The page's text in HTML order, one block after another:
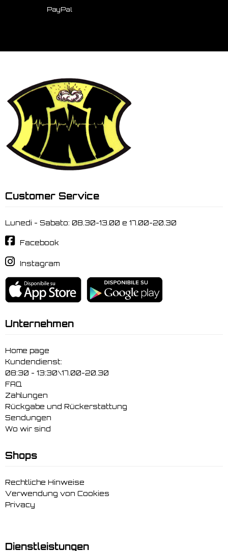
PayPal
Customer Service
Lunedi - Sabato: 08.30-13.00 e 17.00-20.30
Facebook
Instagram
Unternehmen
Home page
Kundendienst:
08:30 - 13:30\17.00-20.30
FAQ
Zahlungen
Rückgabe und Rückerstattung
Sendungen
Wo wir sind
Shops
Rechtliche Hinweise
Verwendung von Cookies
Privacy
Dienstleistungen